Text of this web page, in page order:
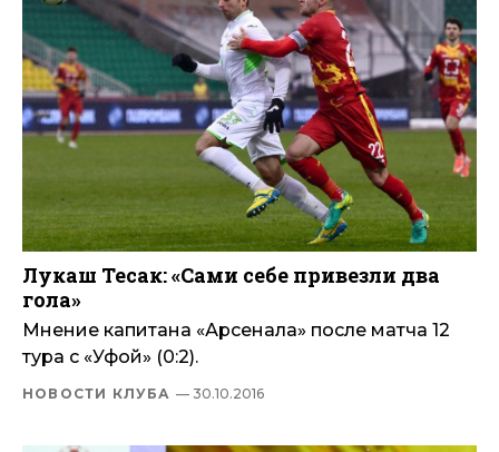
Лукаш Тесак: «Сами себе привезли два
гола»
Мнение капитана «Арсенала» после матча 12
тура с «Уфой» (0:2).
НОВОСТИ КЛУБА — 30.10.2016